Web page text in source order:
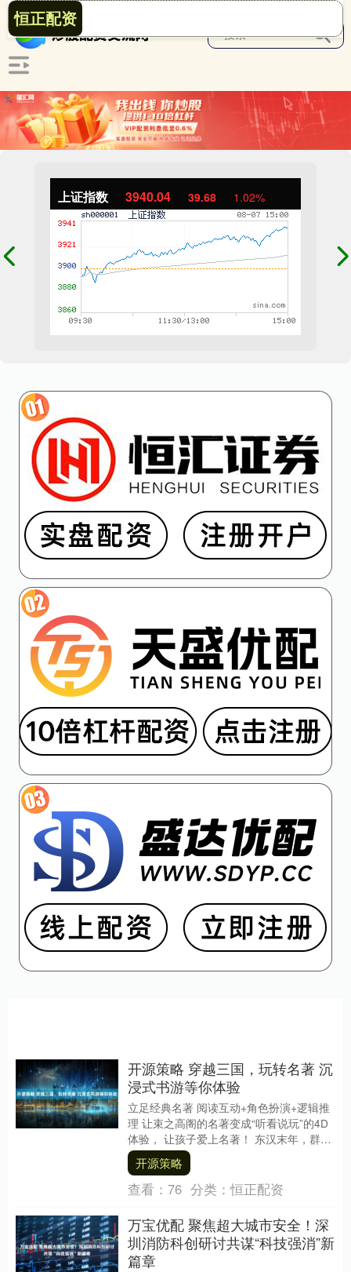
上证指数 3940.04 39.68 1.02%
恒正配资
开源策略 穿越三国，玩转名著 沉
浸式书游等你体验
立足经典名著 阅读互动+角色扮演+逻辑推
理 让束之高阁的名著变成“听看说玩”的4D
体验， 让孩子爱上名著！ 东汉末年，群雄
逐鹿 董卓、吕布、孙策、袁绍…… 各路....
开源策略
查看： 76 分类：恒正配资
万宝优配 聚焦超大城市安全！深
圳消防科创研讨共谋“科技强消”新
篇章